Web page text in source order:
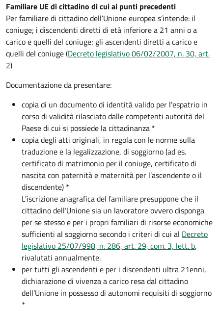
Familiare UE di cittadino di cui ai punti precedenti
Per familiare di cittadino dell’Unione europea s’intende: il
coniuge; i discendenti diretti di età inferiore a 21 anni o a
carico e quelli del coniuge; gli ascendenti diretti a carico e
quelli del coniuge (Decreto legislativo 06/02/2007, n. 30, art.
2)
Documentazione da presentare:
copia di un documento di identità valido per l'espatrio in
corso di validità rilasciato dalle competenti autorità del
Paese di cui si possiede la cittadinanza *
copia degli atti originali, in regola con le norme sulla
traduzione e la legalizzazione, di soggiorno (ad es.
certificato di matrimonio per il coniuge, certificato di
nascita con paternità e maternità per l’ascendente o il
discendente) *
L’iscrizione anagrafica del familiare presuppone che il
cittadino dell’Unione sia un lavoratore ovvero disponga
per se stesso e per i propri familiari di risorse economiche
sufficienti al soggiorno secondo i criteri di cui al Decreto
legislativo 25/07/998, n. 286, art. 29, com. 3, lett. b,
rivalutati annualmente.
per tutti gli ascendenti e per i discendenti ultra 21enni,
dichiarazione di vivenza a carico resa dal cittadino
dell’Unione in possesso di autonomi requisiti di soggiorno
*